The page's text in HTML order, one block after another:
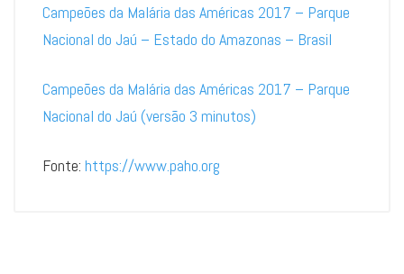
Campeões da Malária das Américas 2017 – Parque
Nacional do Jaú – Estado do Amazonas – Brasil
Campeões da Malária das Américas 2017 – Parque
Nacional do Jaú (versão 3 minutos)
Fonte: https://www.paho.org